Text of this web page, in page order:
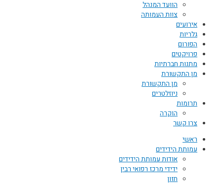
הוועד המנהל
צוות העמותה
אירועים
גלריות
הפורום
פרויקטים
מתנות חברתיות
מן התקשורת
מן התקשורת
ניוזלטרים
תרומות
הוקרה
צרו קשר
ראשי
עמותת הידידים
אודות עמותת הידידים
ידידי מרכז רפואי רבין
חזון